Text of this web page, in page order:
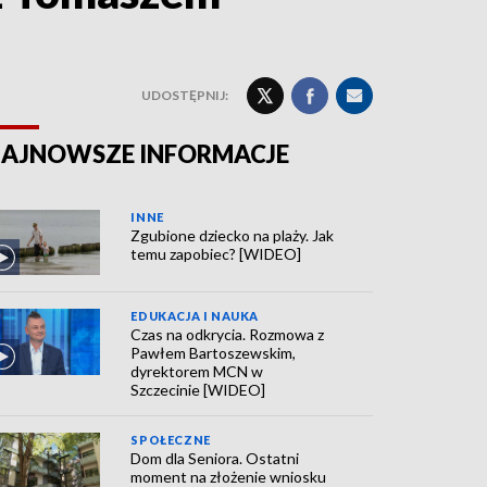
UDOSTĘPNIJ:
INFORMACJE
INNE
Zgubione dziecko na plaży. Jak
temu zapobiec? [WIDEO]
EDUKACJA I NAUKA
Czas na odkrycia. Rozmowa z
Pawłem Bartoszewskim,
dyrektorem MCN w
Szczecinie [WIDEO]
SPOŁECZNE
Dom dla Seniora. Ostatni
moment na złożenie wniosku